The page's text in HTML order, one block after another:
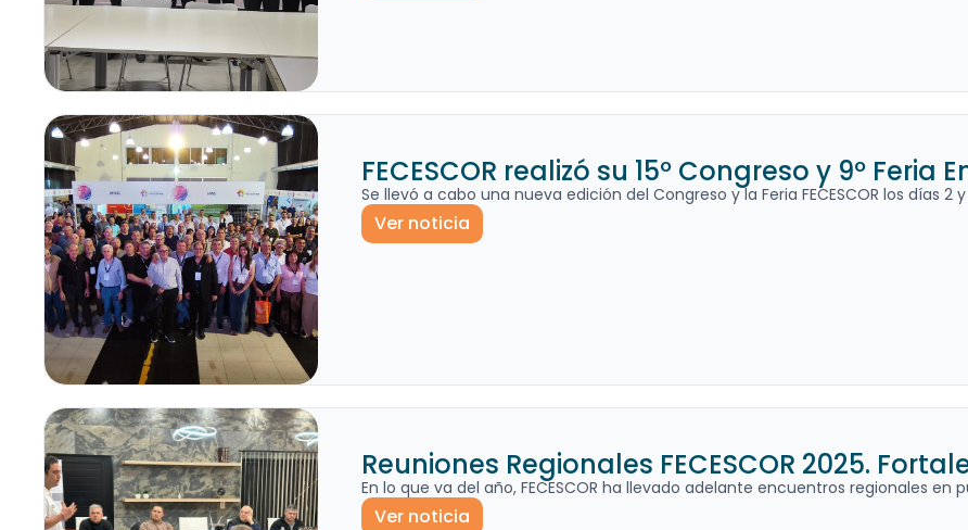
FECESCOR realizó su 15º Congreso y 9º Feria
Se llevó a cabo una nueva edición del Congreso y la Feria FECESCOR los días 2
Ver noticia
Reuniones Regionales FECESCOR 2025.
En lo que va del año, FECESCOR ha llevado adelante encuentros regionales
Ver noticia